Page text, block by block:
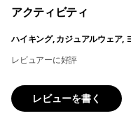
アクティビティ
ハイキング, カジュアルウェア,
レビュアーに好評
レビューを書く